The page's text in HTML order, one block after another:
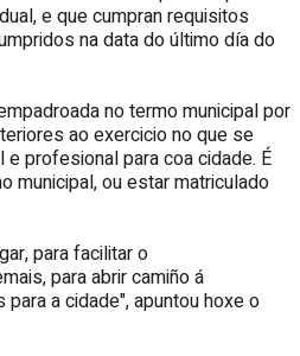
e que cumpran requisitos
na data do último día do
no termo municipal por
ao exercicio no que se
profesional para coa cidade. É
municipal, ou estar matriculado
para facilitar o
para abrir camiño á
a cidade", apuntou hoxe o